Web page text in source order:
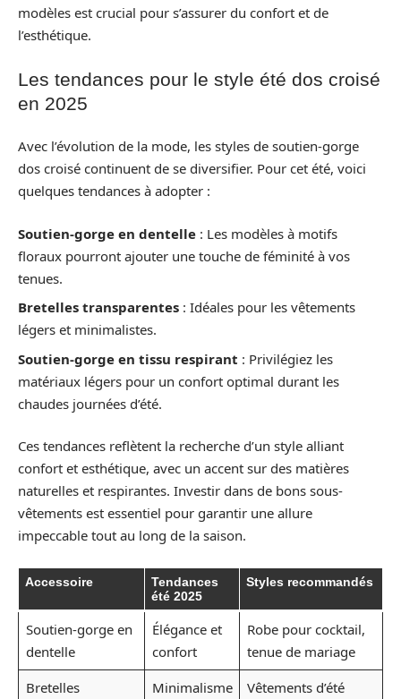
modèles est crucial pour s’assurer du confort et de
l’esthétique.
Les tendances pour le style été dos croisé
en 2025
Avec l’évolution de la mode, les styles de soutien-gorge
dos croisé continuent de se diversifier. Pour cet été, voici
quelques tendances à adopter :
Soutien-gorge en dentelle : Les modèles à motifs
floraux pourront ajouter une touche de féminité à vos
tenues.
Bretelles transparentes : Idéales pour les vêtements
légers et minimalistes.
Soutien-gorge en tissu respirant : Privilégiez les
matériaux légers pour un confort optimal durant les
chaudes journées d’été.
Ces tendances reflètent la recherche d’un style alliant
confort et esthétique, avec un accent sur des matières
naturelles et respirantes. Investir dans de bons sous-
vêtements est essentiel pour garantir une allure
impeccable tout au long de la saison.
Accessoire
Tendances
été 2025
Styles recommandés
Soutien-gorge en
dentelle
Élégance et
confort
Robe pour cocktail,
tenue de mariage
Bretelles
Minimalisme
Vêtements d’été